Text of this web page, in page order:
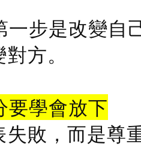
一步是改變自
方。
要學會放下
失敗，而是尊